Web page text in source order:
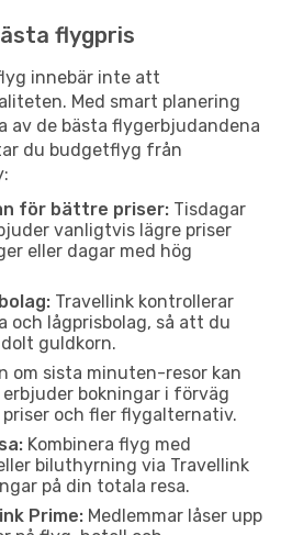
flygpris
innebär inte att
Med smart planering
av de bästa flygerbjudandena
du budgetflyg från
för bättre priser: Tisdagar
vanligtvis lägre priser
eller dagar med hög
Travellink kontrollerar
och lågprisbolag, så att du
guldkorn.
om sista minuten-resor kan
bokningar i förväg
och fler flygalternativ.
Kombinera flyg med
biluthyrning via Travellink
på din totala resa.
Prime: Medlemmar låser upp